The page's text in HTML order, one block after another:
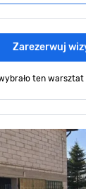
Zarezerwuj
ten warsztat